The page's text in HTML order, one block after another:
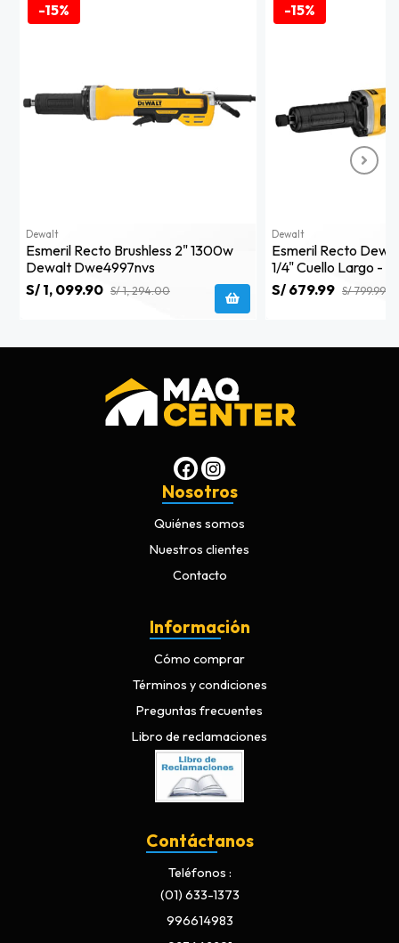
-15%
Dewalt
Esmeril Recto Brushless 2" 1300w
Dewalt Dwe4997nvs
S/ 1, 099.90 S/ 1, 294.00
-15%
Dewalt
Esmeril Recto
1/4" Cuello Largo -
S/ 679.99 S/ 799.99
Nosotros
Quiénes somos
Nuestros clientes
Contacto
Información
Cómo comprar
Términos y condiciones
Preguntas frecuentes
Libro de reclamaciones
Contáctanos
Teléfonos
(01) 633-1373
996614983